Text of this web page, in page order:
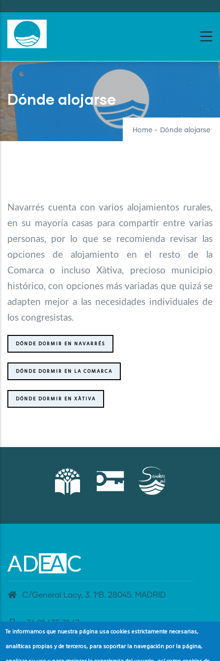
to
main
content
Dónde alojarse
Home - Dónde alojarse
Navarrés cuenta con varios alojamientos rurales,
en su mayoría casas para compartir entre varias
personas, por lo que se recomienda revisar las
opciones de alojamiento en el resto de la
Comarca o incluso Xàtiva, precioso municipio
histórico, con opciones más variadas que quizá se
adapten mejor a las necesidades individuales de
los congresistas.
DÓNDE DORMIR EN NAVARRÉS
DÓNDE DORMIR EN LA COMARCA
DÓNDE DORMIR EN XÀTIVA
C/General Lacy, 3. 1ºB. 28045. MADRID
+34 91 435 31 47
banderaazul@adeac.es
Te informamos que nuestra página usa cookies estrictamente necesarias,
analíticas propias y de terceros, para soportar la navegación por la página,